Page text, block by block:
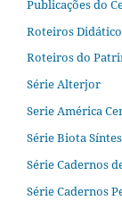
Publicações do
Roteiros
Roteiros do
Série Alterjor
Serie América
Série Biota
Série Cadernos
Série Cadernos